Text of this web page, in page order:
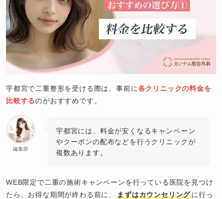
宇都宮で二重整形を受ける際は、事前に各クリニックの料金を
比較するのがおすすめです。
編集部
宇都宮には、料金が安くなるキャンペーン
やクーポンの配布などを行うクリニックが
複数あります。
WEB限定で二重の施術キャンペーンを行っている医院を見つけ
たら、お得な期間が終わる前に、まずはカウンセリングに行っ